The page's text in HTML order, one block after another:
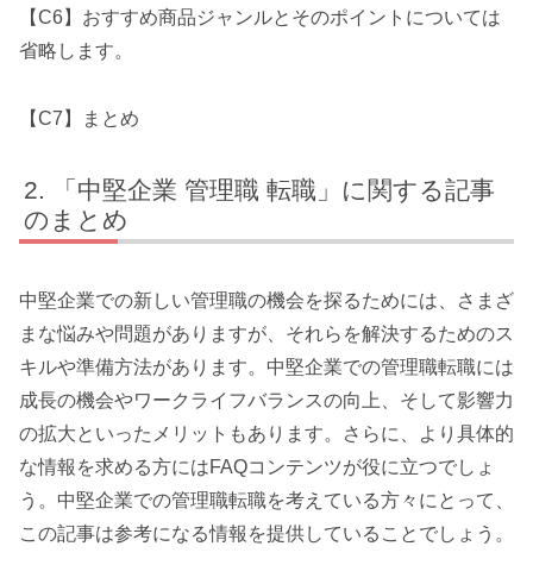
【C6】おすすめ商品ジャンルとそのポイントについては
省略します。
【C7】まとめ
「中堅企業 管理職 転職」に関する記事
のまとめ
中堅企業での新しい管理職の機会を探るためには、さまざ
まな悩みや問題がありますが、それらを解決するためのス
キルや準備方法があります。中堅企業での管理職転職には
成長の機会やワークライフバランスの向上、そして影響力
の拡大といったメリットもあります。さらに、より具体的
な情報を求める方にはFAQコンテンツが役に立つでしょ
う。中堅企業での管理職転職を考えている方々にとって、
この記事は参考になる情報を提供していることでしょう。